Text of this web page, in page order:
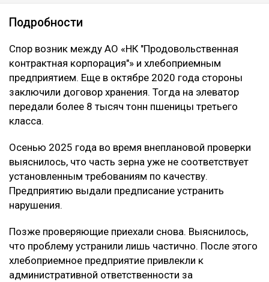
Подробности
Спор возник между АО «НК "Продовольственная
контрактная корпорация"» и хлебоприемным
предприятием. Еще в октябре 2020 года стороны
заключили договор хранения. Тогда на элеватор
передали более 8 тысяч тонн пшеницы третьего
класса.
Осенью 2025 года во время внеплановой проверки
выяснилось, что часть зерна уже не соответствует
установленным требованиям по качеству.
Предприятию выдали предписание устранить
нарушения.
Позже проверяющие приехали снова. Выяснилось,
что проблему устранили лишь частично. После этого
хлебоприемное предприятие привлекли к
административной ответственности за